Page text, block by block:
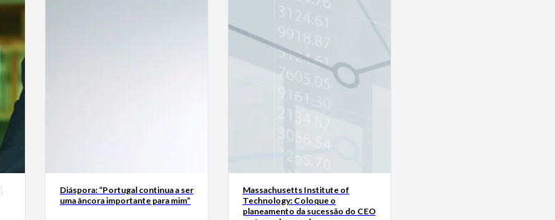
Diáspora: “Portugal continua a ser
uma âncora importante para mim”
Massachusetts Institute of
Technology: Coloque o
planeamento da sucessão do CEO